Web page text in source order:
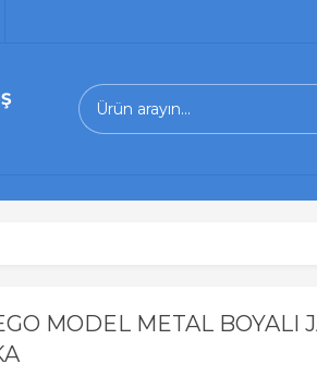
MODEL METAL BOYALI